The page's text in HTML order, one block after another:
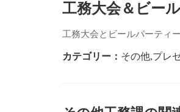
工務大会＆ビー
工務大会とビールパーティー
カテゴリー： その他,プレ